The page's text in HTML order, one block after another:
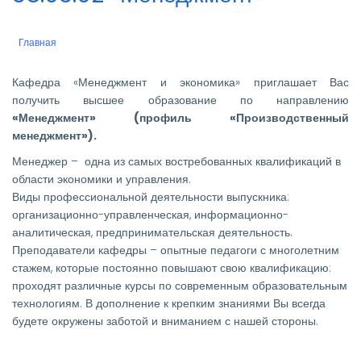
Строка
Главная
Кафедра «Менеджмент и экономика» приглашает Вас
получить высшее образование по направлению
«Менеджмент» (профиль «Производственный
менеджмент»).
Менеджер – одна из самых востребованных квалификаций в
области экономики и управления.
Виды профессиональной деятельности выпускника:
организационно-управленческая, информационно-
аналитическая, предпринимательская деятельность.
Преподаватели кафедры – опытные педагоги с многолетним
стажем, которые постоянно повышают свою квалификацию:
проходят различные курсы по современным образовательным
технологиям. В дополнение к крепким знаниями Вы всегда
будете окружены заботой и вниманием с нашей стороны.